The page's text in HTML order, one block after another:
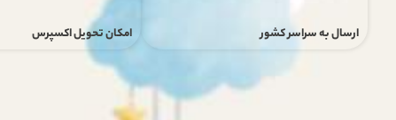
ارسال به سراسر کشور امکان تحویل اکسپرس